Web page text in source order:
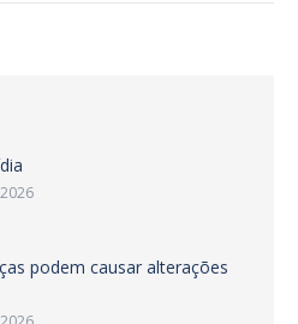
podem causar alterações